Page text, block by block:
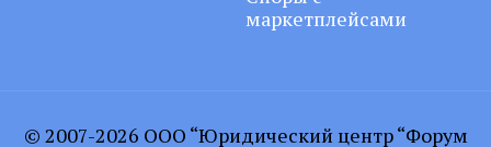
маркетплейсами
© 2007-2026 ООО “Юридический центр “Форум